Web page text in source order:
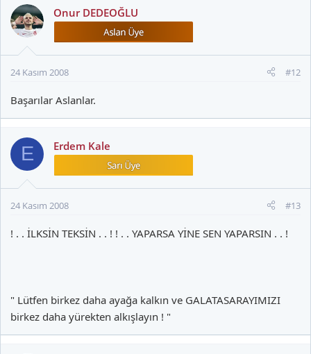
Onur DEDEOĞLU
24 Kasım 2008 #12
Başarılar Aslanlar.
E Erdem Kale
24 Kasım 2008 #13
! . . İLKSİN TEKSİN . . ! ! . . YAPARSA YİNE SEN YAPARSIN . . !
" Lütfen birkez daha ayağa kalkın ve GALATASARAYIMIZI
birkez daha yürekten alkışlayın ! "